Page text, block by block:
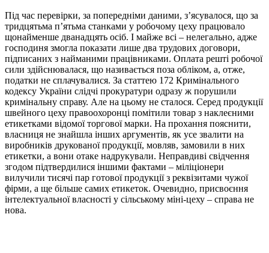
Під час перевірки, за попередніми даними, з’ясувалося, що за
тридцятьма п’ятьма станками у робочому цеху працювало
щонайменше дванадцять осіб. І майже всі – нелегально, адже
господиня змогла показати лише два трудових договори,
підписаних з найманими працівниками. Оплата решті робочої
сили здійснювалася, що називається поза обліком, а, отже,
податки не сплачувалися. За статтею 172 Кримінального
кодексу України слідчі прокуратури одразу ж порушили
кримінальну справу. Але на цьому не сталося. Серед продукції
швейного цеху правоохоронці помітили товар з наклеєними
етикетками відомої торгової марки. На прохання пояснити,
власниця не знайшла інших аргументів, як усе звалити на
виробників друкованої продукції, мовляв, замовили в них
етикетки, а вони отаке надрукували. Неправдиві свідчення
згодом підтвердилися іншими фактами – міліціонери
вилучили тисячі пар готової продукції з реквізитами чужої
фірми, а ще більше самих етикеток. Очевидно, присвоєння
інтелектуальної власності у сільському міні-цеху – справа не
нова.